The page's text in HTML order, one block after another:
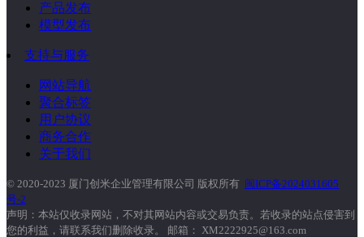
产品发布
模型发布
支持与服务
网站导航
聚合标签
用户协议
商务合作
关于我们
© 2020-2023 厦门创米企业管理有限公司 版权所有 闽ICP备2024031605
号-2
声明：本站仅收录网站，不对其网站内容或交易负责。若收录的站点侵害到
您的利益，请联系我们删除收录。 邮箱： XM2222925@163.com